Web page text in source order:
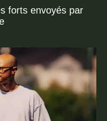
forts envoyés par